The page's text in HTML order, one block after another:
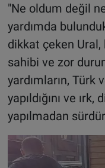
"Ne oldum değil
yardımda
dikkat çeken
sahibi ve zor
yardımların,
yapıldığını ve
yapılmadan